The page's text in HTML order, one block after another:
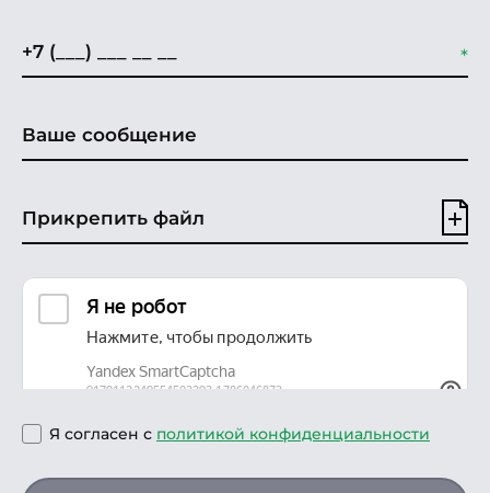
Прикрепить файл
Я согласен с политикой конфиденциальности